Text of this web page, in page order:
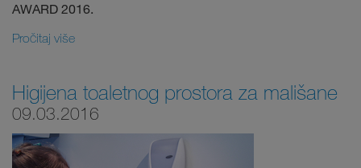
AWARD 2016.
Pročitaj više
Higijena toaletnog prostora za mališane
09.03.2016